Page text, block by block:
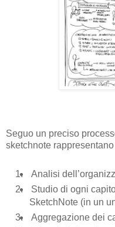
Seguo un preciso
sketchnote
1.
Analisi
2.
Studio di ogni
SketchNote (in un
3.
Aggregazione dei